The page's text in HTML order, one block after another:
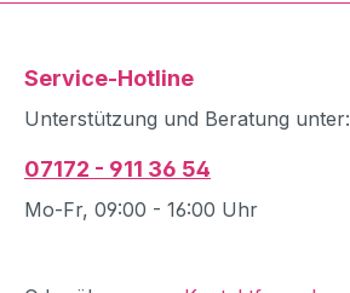
Service-Hotline
Unterstützung und Beratung unter:
07172 - 911 36 54
Mo-Fr, 09:00 - 16:00 Uhr